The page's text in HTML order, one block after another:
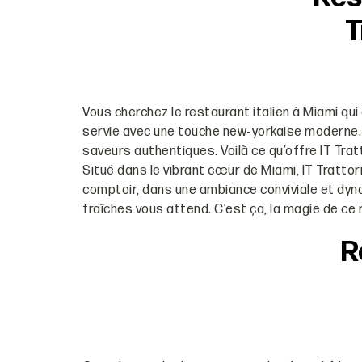
Vous cherchez le restaurant italien à Miami
servie avec une touche new-yorkaise
saveurs authentiques. Voilà ce qu’offre IT
Situé dans le vibrant cœur de Miami, IT
comptoir, dans une ambiance conviviale et
fraîches vous attend. C’est ça, la magie de